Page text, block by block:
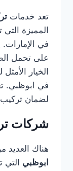
تعد خدمات
المميزة
في الإمارات.
على تحمل
الخيار
في ابوظبي.
لضمان
شركات
هناك العديد
ابوظبي